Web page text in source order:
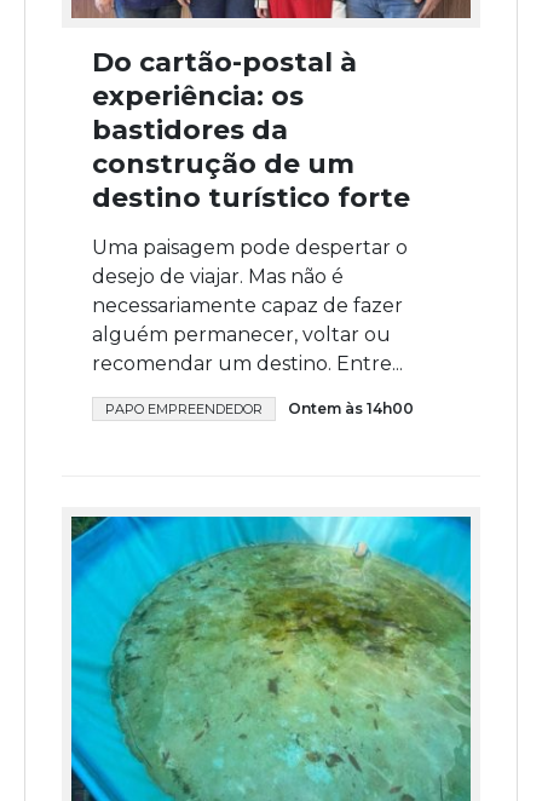
Do cartão-postal à
experiência: os
bastidores da
construção de um
destino turístico forte
Uma paisagem pode despertar o
desejo de viajar. Mas não é
necessariamente capaz de fazer
alguém permanecer, voltar ou
recomendar um destino. Entre...
PAPO EMPREENDEDOR Ontem às 14h00